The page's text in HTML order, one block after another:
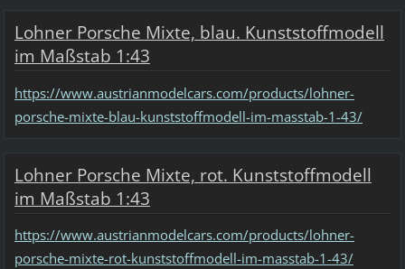
Lohner Porsche Mixte, blau. Kunststoffmodell
im Maßstab 1:43
https://www.austrianmodelcars.com/products/lohner-
porsche-mixte-blau-kunststoffmodell-im-masstab-1-43/
Lohner Porsche Mixte, rot. Kunststoffmodell
im Maßstab 1:43
https://www.austrianmodelcars.com/products/lohner-
porsche-mixte-rot-kunststoffmodell-im-masstab-1-43/